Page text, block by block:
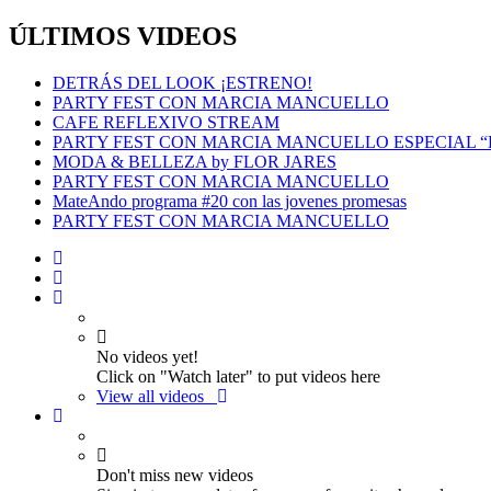
ÚLTIMOS VIDEOS
DETRÁS DEL LOOK ¡ESTRENO!
PARTY FEST CON MARCIA MANCUELLO
CAFE REFLEXIVO STREAM
PARTY FEST CON MARCIA MANCUELLO ESPECIAL
MODA & BELLEZA by FLOR JARES
PARTY FEST CON MARCIA MANCUELLO
MateAndo programa #20 con las jovenes promesas
PARTY FEST CON MARCIA MANCUELLO
No videos yet!
Click on "Watch later" to put videos here
View all videos
Don't miss new videos